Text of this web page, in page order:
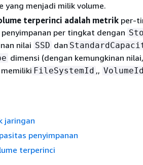
yang menjadi milik volume.
terperinci adalah metrik per-
penyimpanan per tingkat dengan
nilai SSD dan
dimensi (dengan kemungkinan
FileSystemId ,, VolumeId
jaringan
penyimpanan
terperinci